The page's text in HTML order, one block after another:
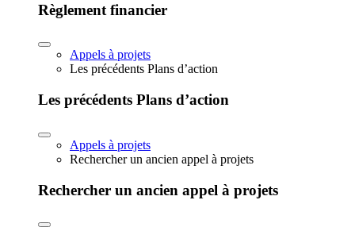
Règlement financier
Appels à projets
Les précédents Plans d’action
Les précédents Plans d’action
Appels à projets
Rechercher un ancien appel à projets
Rechercher un ancien appel à projets